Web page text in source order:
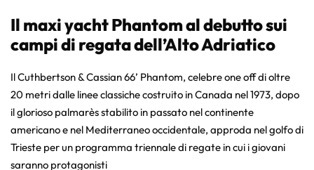
Il maxi yacht Phantom al debutto sui
campi di regata dell’Alto Adriatico
Il Cuthbertson & Cassian 66’ Phantom, celebre one off di oltre
20 metri dalle linee classiche costruito in Canada nel 1973, dopo
il glorioso palmarès stabilito in passato nel continente
americano e nel Mediterraneo occidentale, approda nel golfo di
Trieste per un programma triennale di regate in cui i giovani
saranno protagonisti